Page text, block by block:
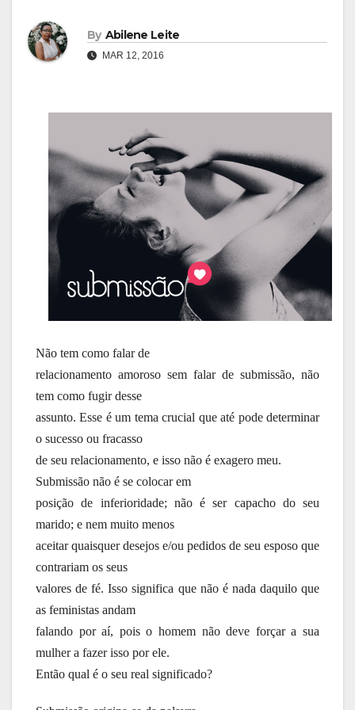
By Abilene Leite
MAR 12, 2016
Não tem como falar de
relacionamento amoroso sem falar de submissão, não
tem como fugir desse
assunto. Esse é um tema crucial que até pode determinar
o sucesso ou fracasso
de seu relacionamento, e isso não é exagero meu.
Submissão não é se colocar em
posição de inferioridade; não é ser capacho do seu
marido; e nem muito menos
aceitar quaisquer desejos e/ou pedidos de seu esposo que
contrariam os seus
valores de fé. Isso significa que não é nada daquilo que
as feministas andam
falando por aí, pois o homem não deve forçar a sua
mulher a fazer isso por ele.
Então qual é o seu real significado?